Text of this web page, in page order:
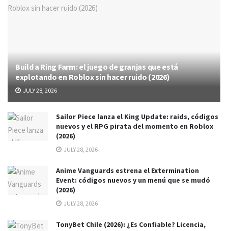
Build a Ring Farm: el juego de granjas que está
explotando en Roblox sin hacer ruido (2026)
JULY 28, 2026
Sailor Piece lanza el King Update: raids, códigos
nuevos y el RPG pirata del momento en Roblox
(2026)
JULY 28, 2026
Anime Vanguards estrena el Extermination
Event: códigos nuevos y un menú que se mudó
(2026)
JULY 28, 2026
TonyBet Chile (2026): ¿Es Confiable? Licencia,